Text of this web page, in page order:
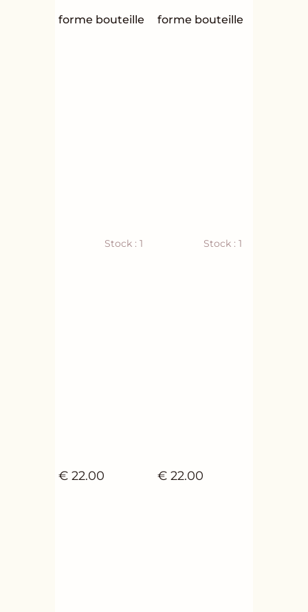
forme bouteille
€ 22.00
Stock : 1
forme bouteille
€ 22.00
Stock : 1